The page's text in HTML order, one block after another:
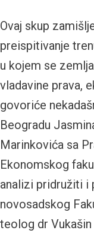
Ovaj skup
preispitivanje
u kojem se
vladavine prava,
govoriće
Beogradu
Marinkovića sa
Ekonomskog
analizi pridružiti i
novosadskog
teolog dr